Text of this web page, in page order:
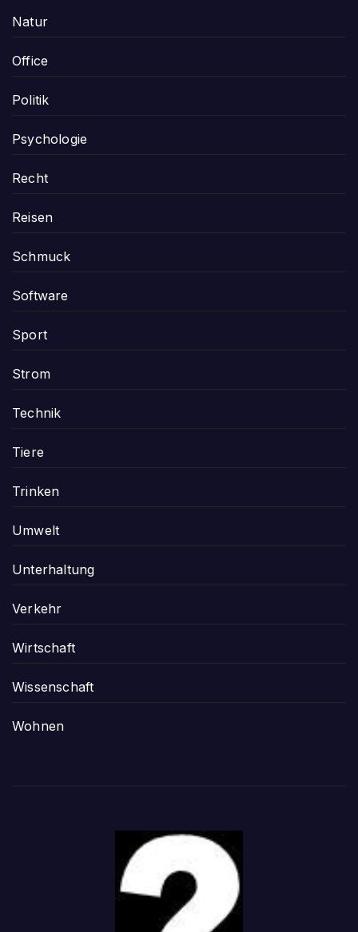
Natur
Office
Politik
Psychologie
Recht
Reisen
Schmuck
Software
Sport
Strom
Technik
Tiere
Trinken
Umwelt
Unterhaltung
Verkehr
Wirtschaft
Wissenschaft
Wohnen